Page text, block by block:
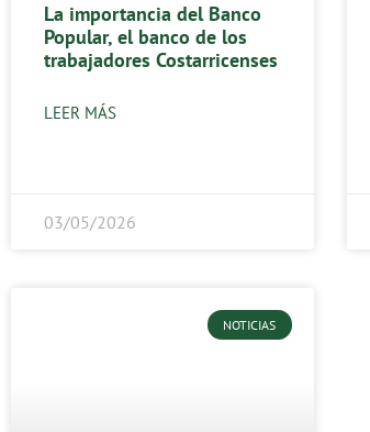
La importancia del Banco
Popular, el banco de los
trabajadores Costarricenses
LEER MÁS
03/05/2026
NOTICIAS